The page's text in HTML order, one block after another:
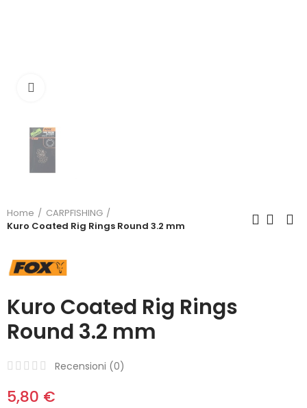
Home
CARPFISHING
Kuro Coated Rig Rings Round 3.2 mm
Kuro Coated Rig Rings
Round 3.2 mm
Recensioni (0)
5,80 €